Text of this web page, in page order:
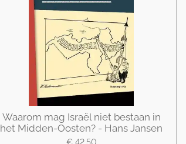
Waarom mag Israël niet bestaan in
het Midden-Oosten? - Hans Jansen